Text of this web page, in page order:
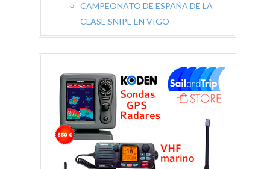
CAMPEONATO DE ESPAÑA DE LA
CLASE SNIPE EN VIGO